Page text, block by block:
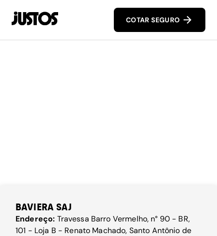
COTAR SEGURO
BAVIERA SAJ
Endereço: Travessa Barro Vermelho, n° 90 - BR,
101 - Loja B - Renato Machado, Santo Antônio de